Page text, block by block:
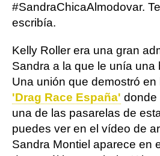
#SandraChicaAlmodovar.
escribía.
Kelly Roller era una gran
Sandra a la que le unía una
Una unión que demostró en
'Drag Race España' donde
una de las pasarelas de
puedes ver en el vídeo de
Sandra Montiel aparece en